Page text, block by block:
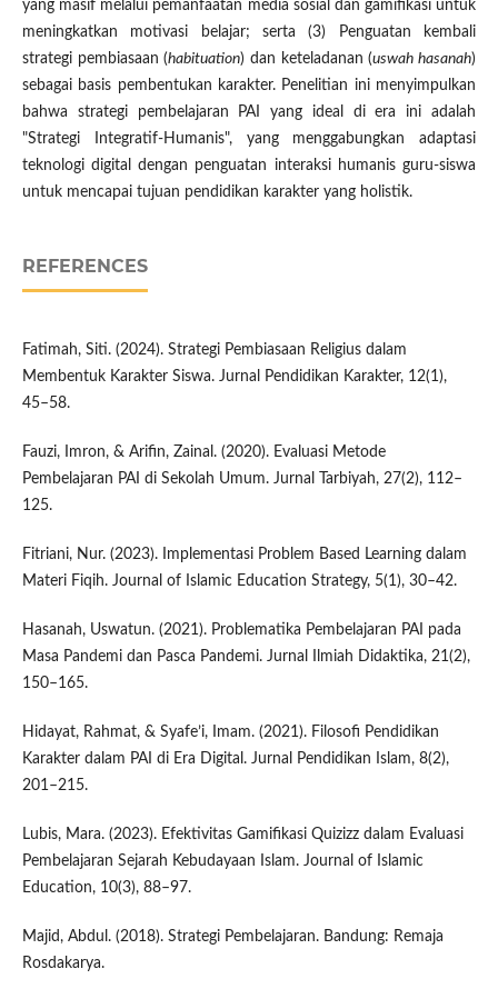
yang masif melalui pemanfaatan media sosial dan gamifikasi untuk
meningkatkan motivasi belajar; serta (3) Penguatan kembali
strategi pembiasaan (habituation) dan keteladanan (uswah hasanah)
sebagai basis pembentukan karakter. Penelitian ini menyimpulkan
bahwa strategi pembelajaran PAI yang ideal di era ini adalah
"Strategi Integratif-Humanis", yang menggabungkan adaptasi
teknologi digital dengan penguatan interaksi humanis guru-siswa
untuk mencapai tujuan pendidikan karakter yang holistik.
REFERENCES
Fatimah, Siti. (2024). Strategi Pembiasaan Religius dalam
Membentuk Karakter Siswa. Jurnal Pendidikan Karakter, 12(1),
45–58.
Fauzi, Imron, & Arifin, Zainal. (2020). Evaluasi Metode
Pembelajaran PAI di Sekolah Umum. Jurnal Tarbiyah, 27(2), 112–
125.
Fitriani, Nur. (2023). Implementasi Problem Based Learning dalam
Materi Fiqih. Journal of Islamic Education Strategy, 5(1), 30–42.
Hasanah, Uswatun. (2021). Problematika Pembelajaran PAI pada
Masa Pandemi dan Pasca Pandemi. Jurnal Ilmiah Didaktika, 21(2),
150–165.
Hidayat, Rahmat, & Syafe’i, Imam. (2021). Filosofi Pendidikan
Karakter dalam PAI di Era Digital. Jurnal Pendidikan Islam, 8(2),
201–215.
Lubis, Mara. (2023). Efektivitas Gamifikasi Quizizz dalam Evaluasi
Pembelajaran Sejarah Kebudayaan Islam. Journal of Islamic
Education, 10(3), 88–97.
Majid, Abdul. (2018). Strategi Pembelajaran. Bandung: Remaja
Rosdakarya.